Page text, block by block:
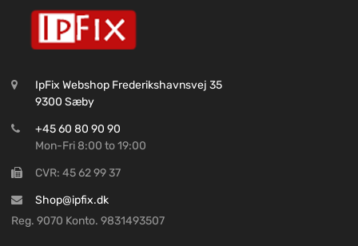
IpFix Webshop Frederikshavnsvej 35
9300 Sæby
+45 60 80 90 90
Mon-Fri 8:00 to 19:00
CVR: 45 62 99 37
Shop@ipfix.dk
Reg. 9070 Konto. 9831493507